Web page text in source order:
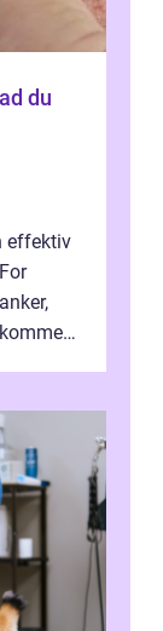
effektiv